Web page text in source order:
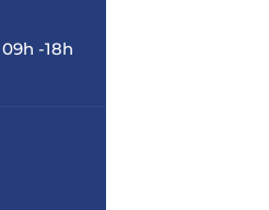
09h -18h